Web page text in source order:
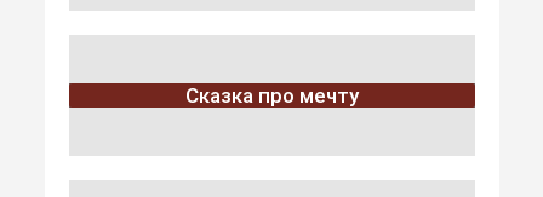
Сказка про мечту